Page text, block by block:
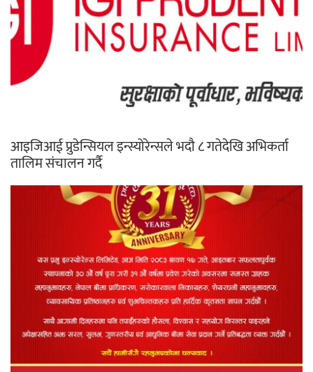
आइजिआई प्रुडेन्सियल इन्स्योरेन्सले भदौ ८ गतेदेखि अभिकर्ता
तालिम संचालन गर्दै